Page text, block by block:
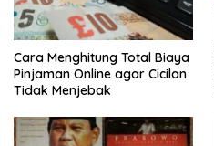
Cara Menghitung Total Biaya
Pinjaman Online agar Cicilan
Tidak Menjebak